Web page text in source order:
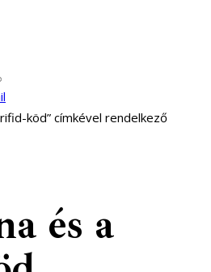
köd” címkével rendelkező
és a